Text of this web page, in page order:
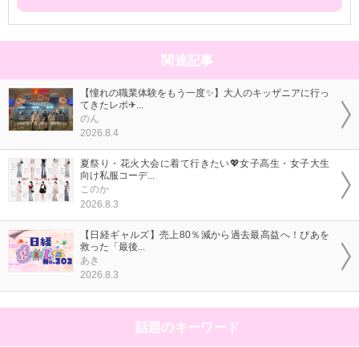
関連記事
【憧れの職業体験をもう一度✨】大人のキッザニアに行っ
てきたレポ✈...
のん
2026.8.4
夏祭り・花火大会に着て行きたい💖女子高生・女子大生
向け私服コーデ...
このか
2026.8.3
【日経ギャルズ】売上80％減から過去最高益へ！ぴあを
救った「最後...
あき
2026.8.3
話題のキーワード